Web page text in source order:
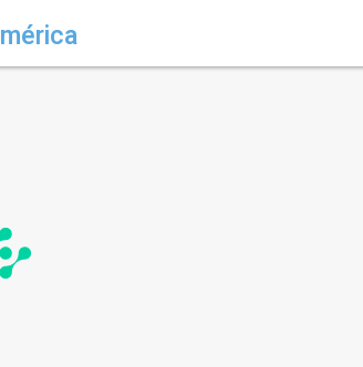
mérica